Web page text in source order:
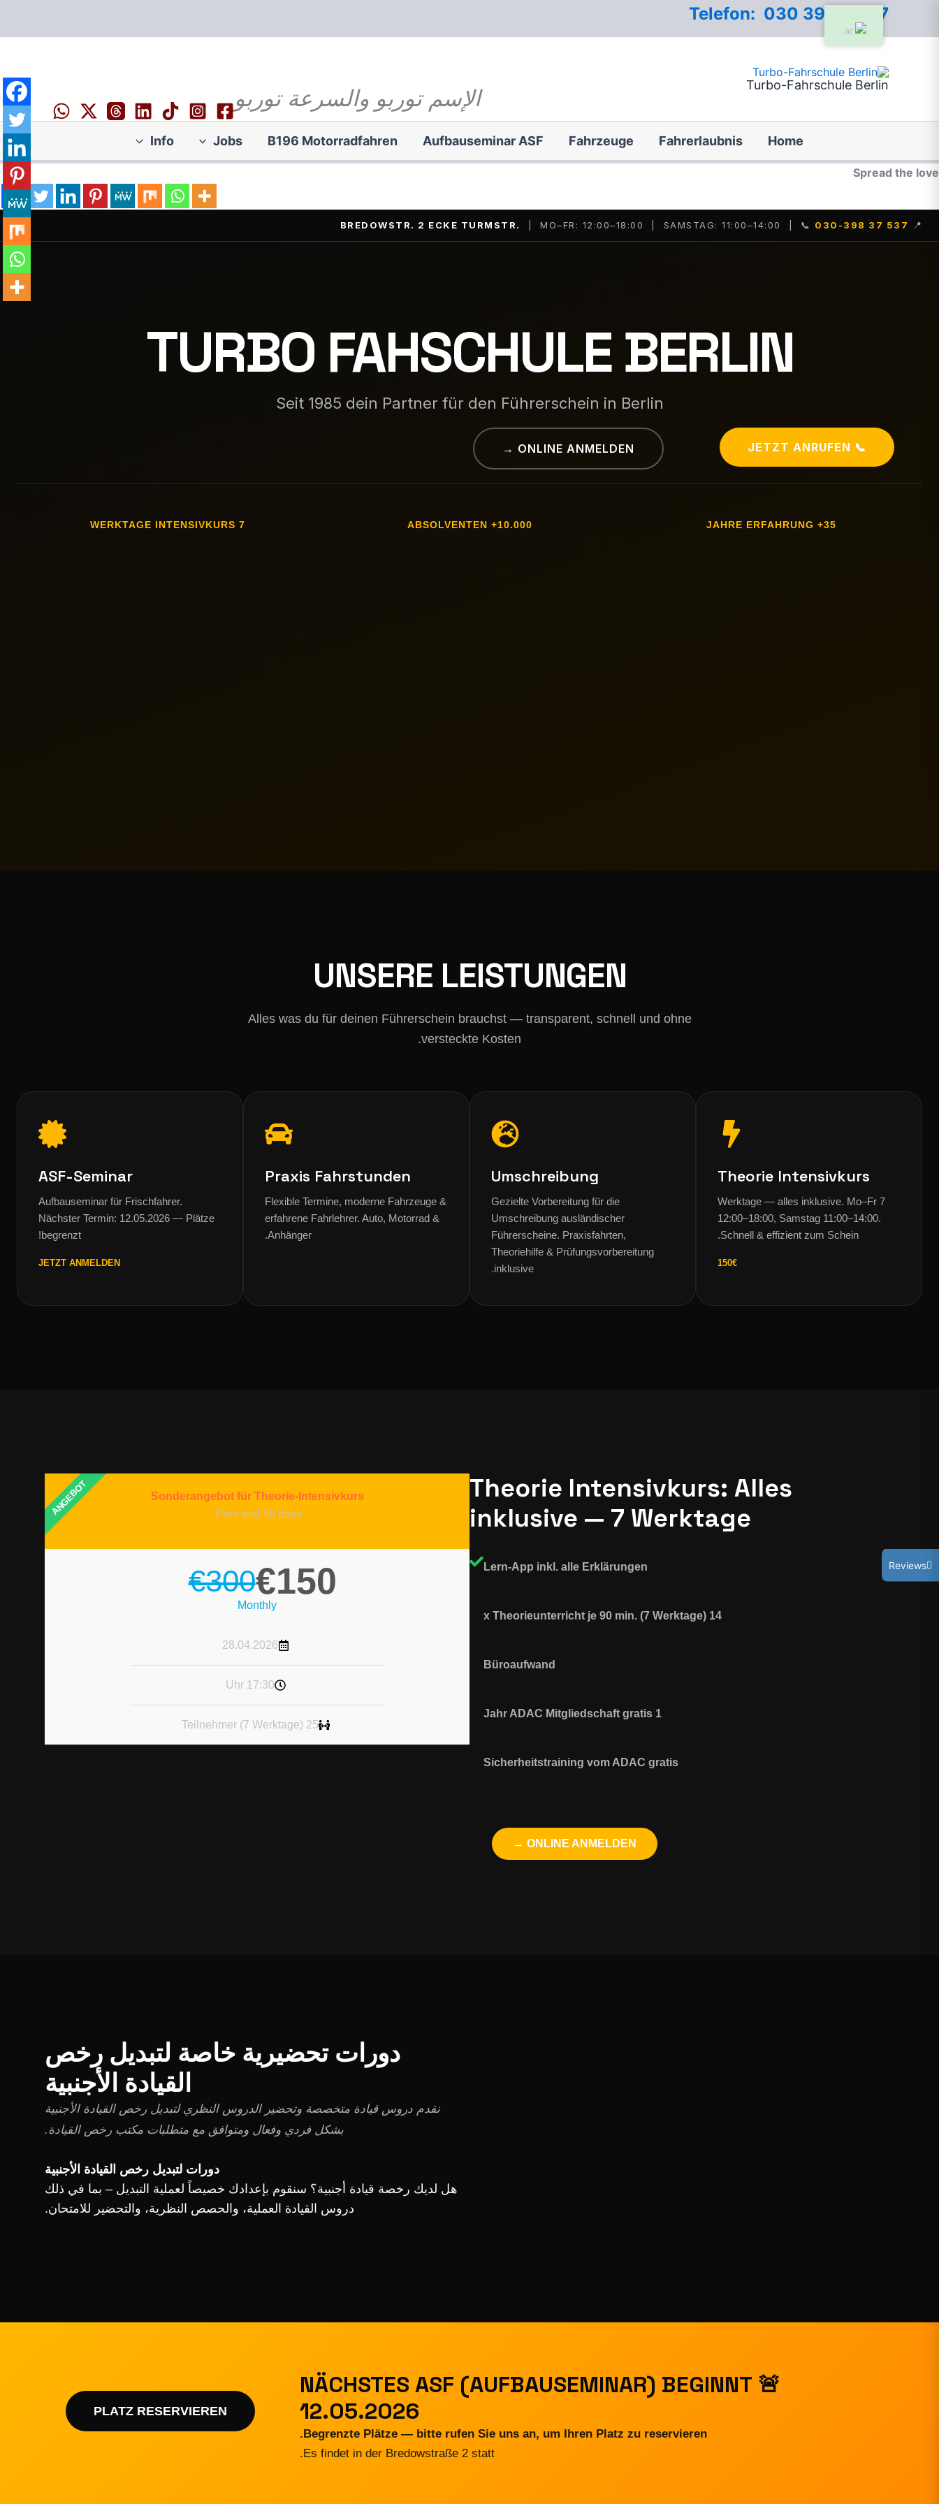
Telefon: 030 39837537
Turbo-Fahrschule Berlin الإسم توربو والسرعة توربو
Home
Fahrerlaubnis
Fahrzeuge
Aufbauseminar ASF
B196 Motorradfahren
Jobs
Info
Spread the love
📍
BREDOWSTR. 2 ECKE TURMSTR. | MO–FR: 12:00–18:00 | SAMSTAG: 11:00–14:00 | 📞 030-398 37 537
TURBO FAHSCHULE BERLIN
Seit 1985 dein Partner für den Führerschein in Berlin
📞 JETZT ANRUFEN
ONLINE ANMELDEN →
35+ JAHRE ERFAHRUNG
10.000+ ABSOLVENTEN
7 WERKTAGE INTENSIVKURS
UNSERE LEISTUNGEN
Alles was du für deinen Führerschein brauchst — transparent, schnell und ohne
versteckte Kosten.
Theorie Intensivkurs
7 Werktage — alles inklusive. Mo–Fr
12:00–18:00, Samstag 11:00–14:00.
Schnell & effizient zum Schein.
150€
Umschreibung
Gezielte Vorbereitung für die
Umschreibung ausländischer
Führerscheine. Praxisfahrten,
Theoriehilfe & Prüfungsvorbereitung
inklusive.
Praxis Fahrstunden
Flexible Termine, moderne Fahrzeuge &
erfahrene Fahrlehrer. Auto, Motorrad &
Anhänger.
ASF-Seminar
Aufbauseminar für Frischfahrer.
Nächster Termin: 12.05.2026 — Plätze
begrenzt!
JETZT ANMELDEN
Theorie Intensivkurs: Alles
inklusive — 7 Werktage
Lern-App inkl. alle Erklärungen
14 x Theorieunterricht je 90 min. (7 Werktage)
Büroaufwand
1 Jahr ADAC Mitgliedschaft gratis
Sicherheitstraining vom ADAC gratis
ONLINE ANMELDEN →
Sonderangebot für Theorie-Intensivkurs
Free trial 30 days.
€300€150
Monthly
28.04.2026
17:30 Uhr
25 Teilnehmer (7 Werktage)
ANGEBOT
دورات تحضيرية خاصة لتبديل رخص
القيادة الأجنبية
نقدم دروس قيادة متخصصة وتحضير الدروس النظري لتبديل رخص القيادة الأجنبية
بشكل فردي وفعال ومتوافق مع متطلبات مكتب رخص القيادة.
دورات لتبديل رخص القيادة الأجنبية
هل لديك رخصة قيادة أجنبية؟ سنقوم بإعدادك خصيصاً لعملية التبديل – بما في ذلك
دروس القيادة العملية، والحصص النظرية، والتحضير للامتحان.
🚨 NÄCHSTES ASF (AUFBAUSEMINAR) BEGINNT
12.05.2026
Begrenzte Plätze — bitte rufen Sie uns an, um Ihren Platz zu reservieren.
Es findet in der Bredowstraße 2 statt.
PLATZ RESERVIEREN
Reviews